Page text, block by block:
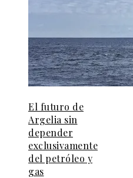
El futuro de
Argelia sin
depender
exclusivamente
del petróleo y
gas